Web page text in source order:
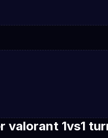
valorant 1vs1